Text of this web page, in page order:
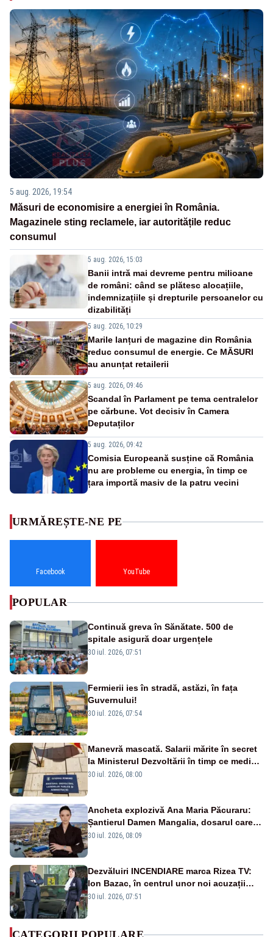
5 aug. 2026, 19:54
Măsuri de economisire a energiei în România.
Magazinele sting reclamele, iar autoritățile reduc
consumul
5 aug. 2026, 15:03
Banii intră mai devreme pentru milioane
de români: când se plătesc alocațiile,
indemnizațiile și drepturile persoanelor cu
dizabilități
5 aug. 2026, 10:29
Marile lanțuri de magazine din România
reduc consumul de energie. Ce MĂSURI
au anunțat retailerii
5 aug. 2026, 09:46
Scandal în Parlament pe tema centralelor
pe cărbune. Vot decisiv în Camera
Deputaților
5 aug. 2026, 09:42
Comisia Europeană susține că România
nu are probleme cu energia, în timp ce
țara importă masiv de la patru vecini
URMĂREȘTE-NE PE
Facebook YouTube
POPULAR
Continuă greva în Sănătate. 500 de
spitale asigură doar urgențele
30 iul. 2026, 07:51
Fermierii ies în stradă, astăzi, în fața
Guvernului!
30 iul. 2026, 07:54
Manevră mascată. Salarii mărite în secret
la Ministerul Dezvoltării în timp ce medicii
ies în stradă
30 iul. 2026, 08:00
Ancheta explozivă Ana Maria Păcuraru:
Șantierul Damen Mangalia, dosarul care
scufundă apărarea României
30 iul. 2026, 08:09
Dezvăluiri INCENDIARE marca Rizea TV:
Ion Bazac, în centrul unor noi acuzații
publice
30 iul. 2026, 07:51